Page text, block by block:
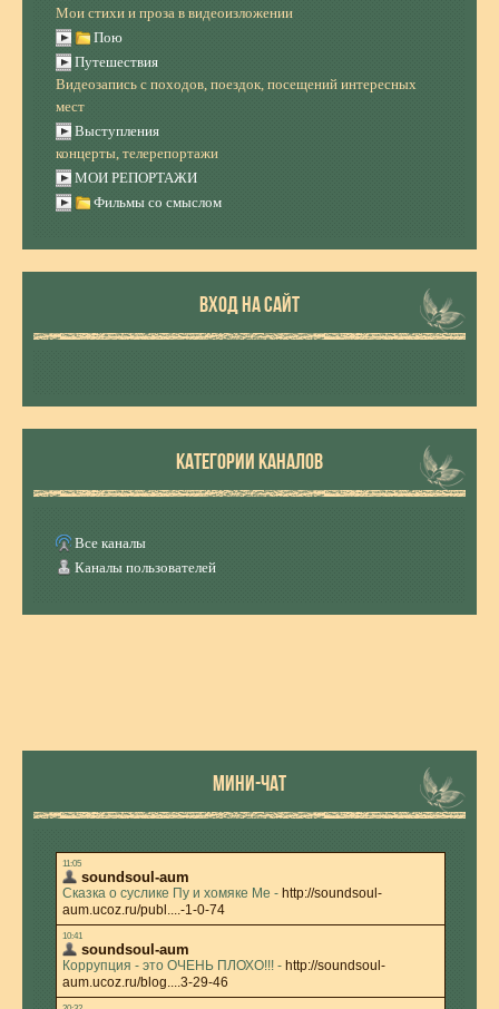
Мои стихи и проза в видеоизложении
Пою
Путешествия
Видеозапись с походов, поездок, посещений интересных
мест
Выступления
концерты, телерепортажи
МОИ РЕПОРТАЖИ
Фильмы со смыслом
ВХОД НА САЙТ
КАТЕГОРИИ КАНАЛОВ
Все каналы
Каналы пользователей
МИНИ-ЧАТ